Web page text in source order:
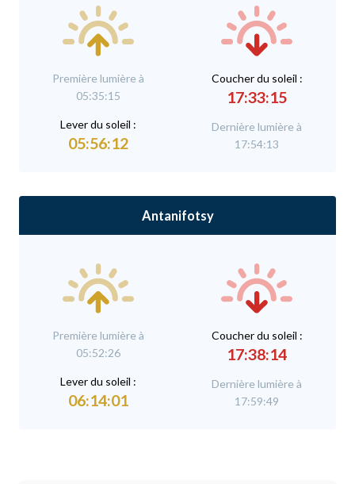
Première lumière à
05:35:15
Lever du soleil :
05:56:12
Coucher du soleil :
17:33:15
Dernière lumière à
17:54:13
Antanifotsy
Première lumière à
05:52:26
Lever du soleil :
06:14:01
Coucher du soleil :
17:38:14
Dernière lumière à
17:59:49